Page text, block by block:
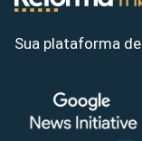
Sua plataforma